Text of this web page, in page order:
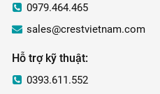
0979.464.465
sales@crestvietnam.com
Hỗ trợ kỹ thuật:
0393.611.552